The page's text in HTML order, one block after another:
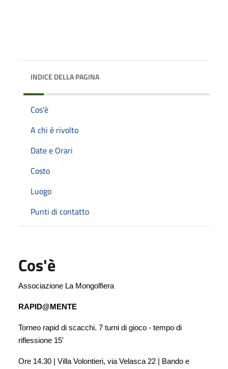
INDICE DELLA PAGINA
Cos'è
A chi è rivolto
Date e Orari
Costo
Luogo
Punti di contatto
Cos'è
Associazione La Mongolfiera
RAPID@MENTE
Torneo rapid di scacchi. 7 turni di gioco - tempo di
riflessione 15'
Ore 14.30 | Villa Volontieri, via Velasca 22 | Bando e